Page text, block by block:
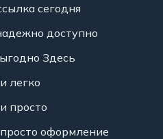
сегодня
доступно
Здесь
легко
просто
оформление